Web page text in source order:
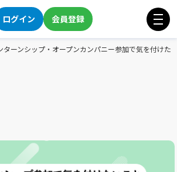
ログイン 会員登録
ターンシップ・オープンカンパニー参加で気を付けた